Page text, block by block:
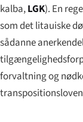
kalba,LGK). En
som det litauiske
sådanne
forvaltning og